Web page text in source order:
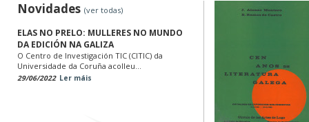
Novidades (ver todas)
ELAS NO PRELO: MULLERES NO MUNDO
DA EDICIÓN NA GALIZA
O Centro de Investigación TIC (CITIC) da
Universidade da Coruña acolleu...
29/06/2022 Ler máis